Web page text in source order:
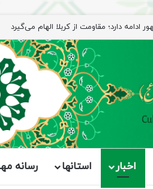
دارد؛ مقاومت از کربلا الهام می‌گیرد
اخبار استانها رسانه